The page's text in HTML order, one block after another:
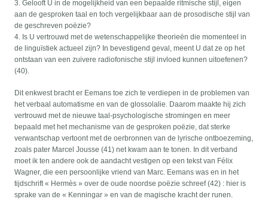
3. Gelooft U in de mogelijkheid van een bepaalde ritmische stijl, eigen
aan de gesproken taal en toch vergelijkbaar aan de prosodische stijl van
de geschreven poëzie?
4. Is U vertrouwd met de wetenschappelijke theorieën die momenteel in
de linguïstiek actueel zijn? In bevestigend geval, meent U dat ze op het
ontstaan van een zuivere radiofonische stijl invloed kunnen uitoefenen?
(40).
Dit enkwest bracht er Eemans toe zich te verdiepen in de problemen van
het verbaal automatisme en van de glossolalie. Daarom maakte hij zich
vertrouwd met de nieuwe taal-psychologische stromingen en meer
bepaald met het mechanisme van de gesproken poëzie, dat sterke
verwantschap vertoont met de oerbronnen van de lyrische ontboezeming,
zoals pater Marcel Jousse (41) net kwam aan te tonen. In dit verband
moet ik ten andere ook de aandacht vestigen op een tekst van Félix
Wagner, die een persoonlijke vriend van Marc. Eemans was en in het
tijdschrift « Hermès » over de oude noordse poëzie schreef (42) : hier is
sprake van de « Kenningar » en van de magische kracht der runen.